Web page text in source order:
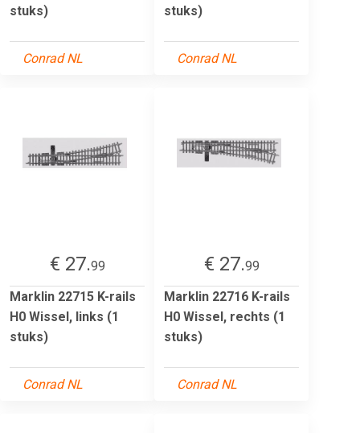
stuks)
Conrad NL
stuks)
Conrad NL
€ 27.99
Marklin 22715 K-rails
H0 Wissel, links (1
stuks)
Conrad NL
€ 27.99
Marklin 22716 K-rails
H0 Wissel, rechts (1
stuks)
Conrad NL